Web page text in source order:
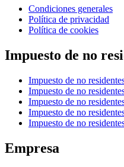
Condiciones generales
Política de privacidad
Política de cookies
Impuesto de no
Impuesto de no
Impuesto de no
Impuesto de no
Impuesto de no
Impuesto de no
Empresa